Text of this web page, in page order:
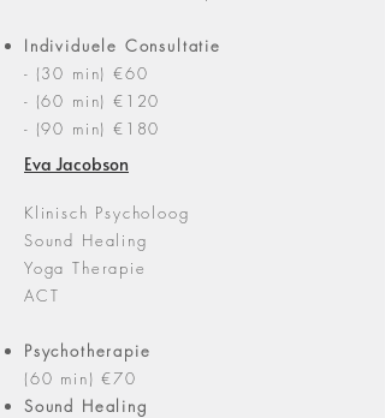
Individuele Consultatie
- (30 min) €60
- (60 min)€ 120
- (90 min)€ 180
Eva Jacobson
Klinisch Psycholoog
Sound Healing
Yoga Therapie
ACT
Psychotherapie
(60 min)€70
Sound Healing